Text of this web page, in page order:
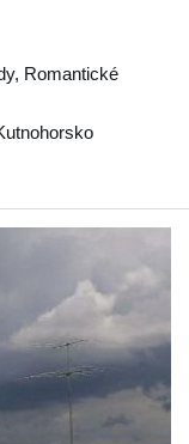
Romantické